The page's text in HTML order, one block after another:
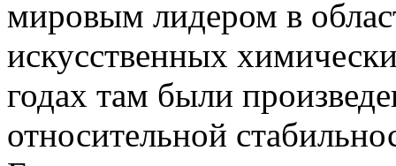
мировым лидером в
искусственных
годах там были
относительной